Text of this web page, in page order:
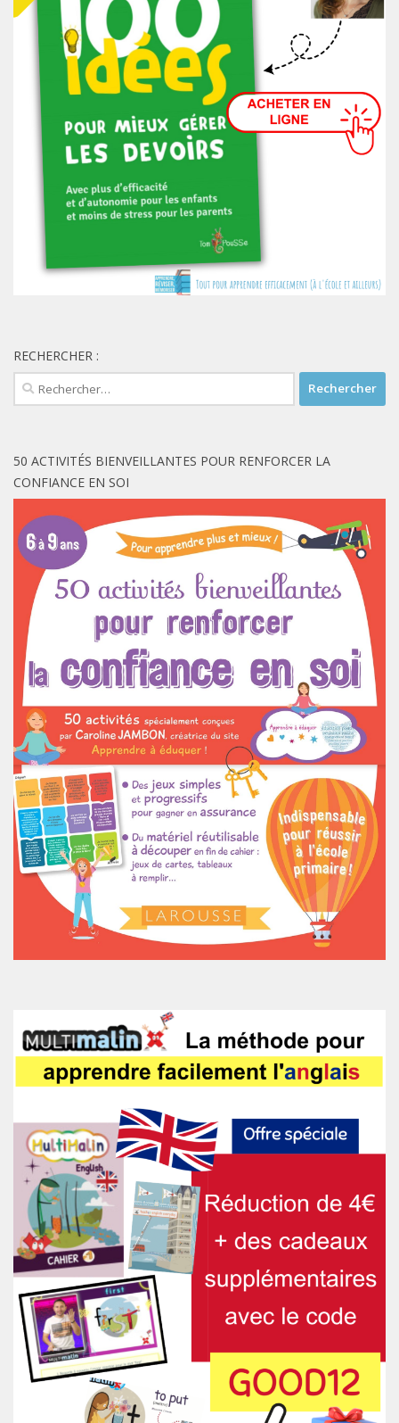
RECHERCHER :
Rechercher :
50 ACTIVITÉS BIENVEILLANTES POUR RENFORCER LA
CONFIANCE EN SOI